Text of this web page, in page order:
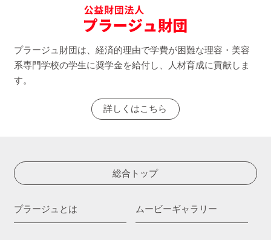
プラージュ財団は、経済的理由で学費が困難な理容・美容
系専門学校の学生に奨学金を給付し、人材育成に貢献しま
す。
詳しくはこちら
総合トップ
プラージュとは ムービーギャラリー